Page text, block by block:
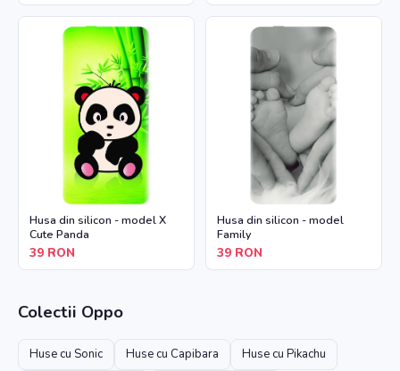
Husa din silicon - model X
Cute Panda
39 RON
Husa din silicon - model
Family
39 RON
Colectii Oppo
Huse cu Sonic Huse cu Capibara
Huse cu Pikachu